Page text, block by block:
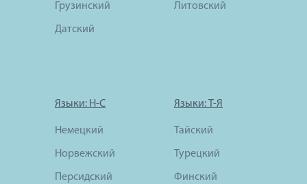
Грузинский
Датский
Литовский
Языки: Н-С
Немецкий
Норвежский
Персидский
Языки: Т-Я
Тайский
Турецкий
Финский